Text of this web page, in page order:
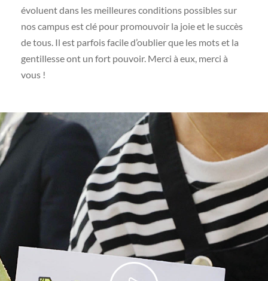
évoluent dans les meilleures conditions possibles sur
nos campus est clé pour promouvoir la joie et le succès
de tous. Il est parfois facile d’oublier que les mots et la
gentillesse ont un fort pouvoir. Merci à eux, merci à
vous !